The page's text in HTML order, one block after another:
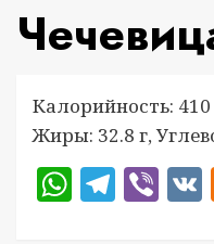
Калорийность: 410
Жиры: 32.8 г,